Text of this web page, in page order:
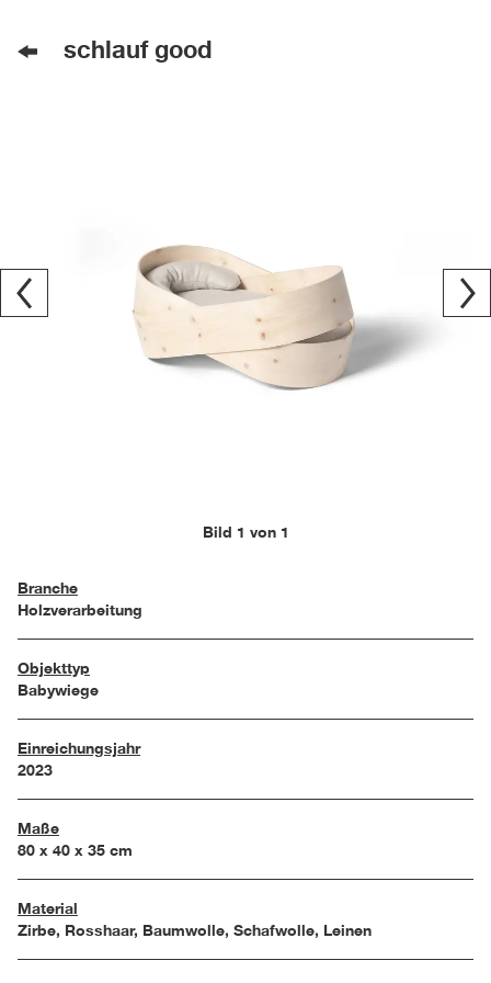
schlauf good
Bild 1 von 1
Branche
Holzverarbeitung
Objekttyp
Babywiege
Einreichungsjahr
2023
Maße
80 x 40 x 35 cm
Material
Zirbe, Rosshaar, Baumwolle, Schafwolle, Leinen